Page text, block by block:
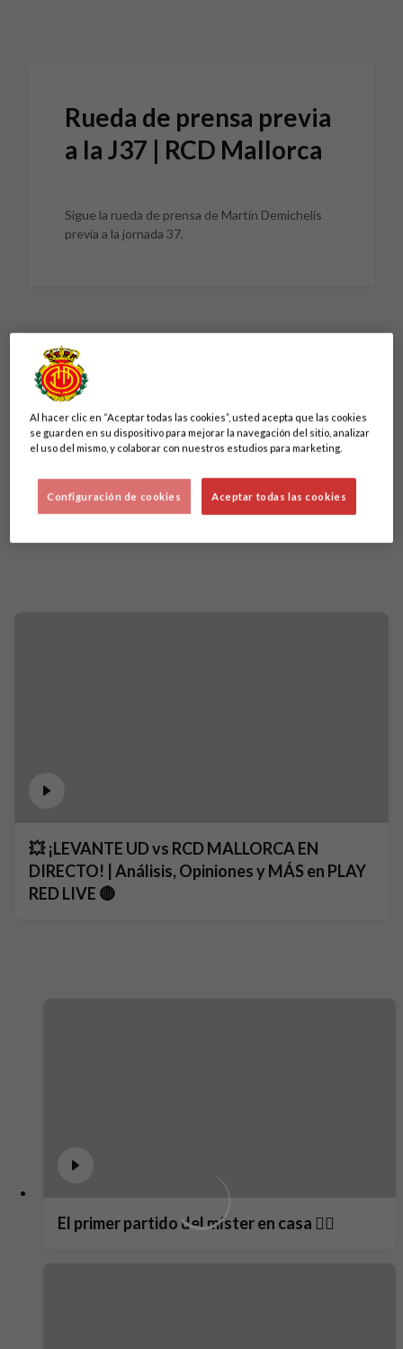
Rueda de prensa previa
a la J37 | RCD Mallorca
Sigue la rueda de prensa de Martín Demichelis
previa a la jornada 37.
💥 ¡LEVANTE UD vs RCD MALLORCA EN
DIRECTO! | Análisis, Opiniones y MÁS en PLAY
RED LIVE 🔴
El primer partido del míster en casa ❤️‍🔥
Al hacer clic en “Aceptar todas las cookies”, usted acepta que las cookies
se guarden en su dispositivo para mejorar la navegación del sitio, analizar
el uso del mismo, y colaborar con nuestros estudios para marketing.
Aceptar todas las cookies
Configuración de cookies